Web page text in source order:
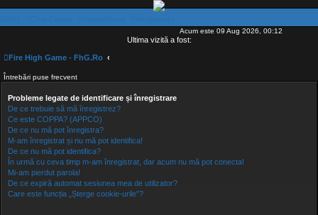
Acum este 09 Aug 2026, 00:12
Ultima vizită a fost:
Fire High Game - FhG.Ro
Întrebări puse frecvent
Probleme legate de identificare și înregistrare
De ce trebuie să mă înregistrez?
Ce este COPPA? (APPCO)
De ce nu mă pot înregistra?
M-am înregistrat și nu mă pot identifica!
De ce nu mă pot identifica?
În urmă cu ceva timp m-am înregistrat, dar acum nu mă pot conecta!
Mi-am pierdut parola!
De ce expiră automat sesiunea mea de utilizator?
Care este funcția „Șterge cookie-urile”?